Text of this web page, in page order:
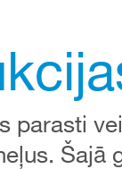
parasti